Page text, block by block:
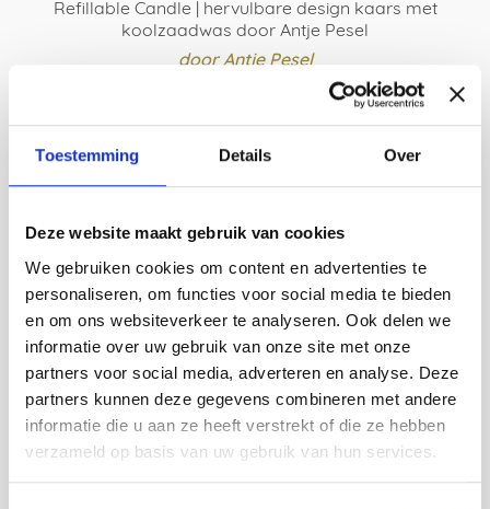
Toestemming Details Over
Deze website maakt gebruik van cookies
We gebruiken cookies om content en advertenties te
personaliseren, om functies voor social media te bieden
en om ons websiteverkeer te analyseren. Ook delen we
informatie over uw gebruik van onze site met onze
partners voor social media, adverteren en analyse. Deze
partners kunnen deze gegevens combineren met andere
informatie die u aan ze heeft verstrekt of die ze hebben
verzameld op basis van uw gebruik van hun services.
Refillable Candle | hervulbare design kaars met
koolzaadwas door Antje Pesel
door Antje Pesel
BESTEL HIER
Zoeken in webshop
Search
Vragen?
Je kunt altijd contact met ons opnemen per email via
office@vij5.nlof telefonisch (maandag t/m zaterdag